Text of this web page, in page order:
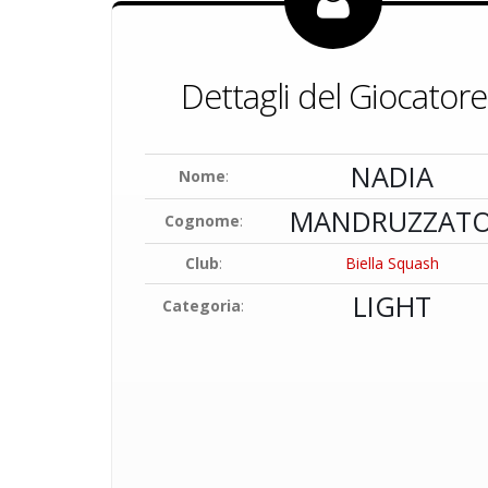
Dettagli del Giocatore
Nome: NADIA
Cognome:
Club: Biella Squash
Categoria: LIGHT